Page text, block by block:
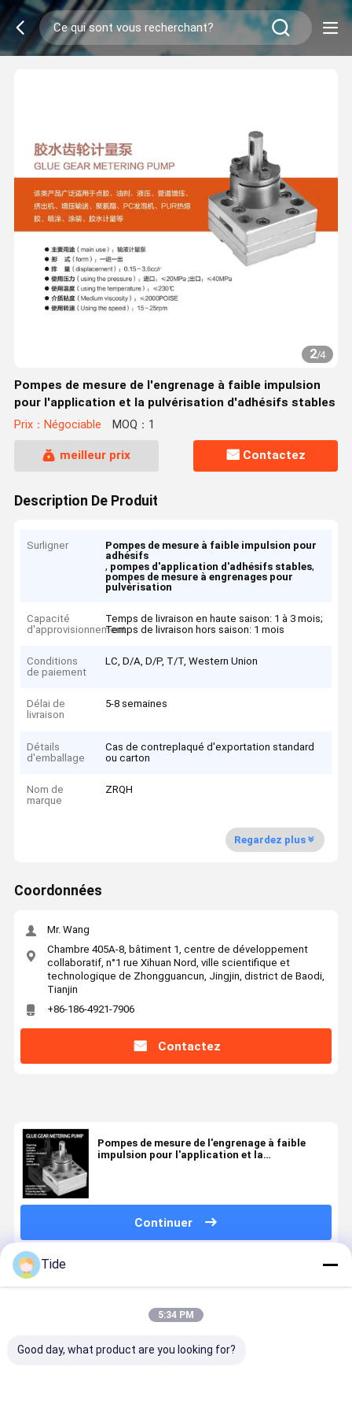
2/4
Pompes de mesure de l'engrenage à faible impulsion
pour l'application et la pulvérisation d'adhésifs stables
Prix：Négociable MOQ：1
meilleur prix Contactez
Description De Produit
Surligner
Pompes de mesure à faible impulsion pour
adhésifs
, pompes d'application d'adhésifs stables,
pompes de mesure à engrenages pour
pulvérisation
Capacité
d'approvisionnement
Temps de livraison en haute saison: 1 à 3 mois;
Temps de livraison hors saison: 1 mois
Conditions
de paiement
LC, D/A, D/P, T/T, Western Union
Délai de
livraison
5-8 semaines
Détails
d'emballage
Cas de contreplaqué d'exportation standard
ou carton
Nom de
marque
ZRQH
Regardez plus
Coordonnées
Mr. Wang
Chambre 405A-8, bâtiment 1, centre de développement
collaboratif, n°1 rue Xihuan Nord, ville scientifique et
technologique de Zhongguancun, Jingjin, district de Baodi,
Tianjin
+86-186-4921-7906
Contactez
Pompes de mesure de l'engrenage à faible
impulsion pour l'application et la
Continuer
Produits Recommandés
Tide
5:34 PM
Good day, what product are you looking for?